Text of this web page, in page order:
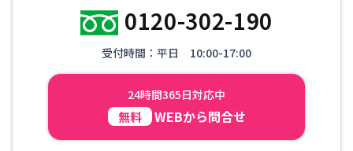
0120-302-190
受付時間：平日 10:00-17:00
24時間365日対応中
無料 WEBから問合せ